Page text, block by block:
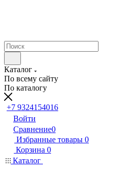
Каталог
По всему сайту
По каталогу
+7 9324154016
Войти
Сравнение0
Избранные товары 0
Корзина 0
Каталог